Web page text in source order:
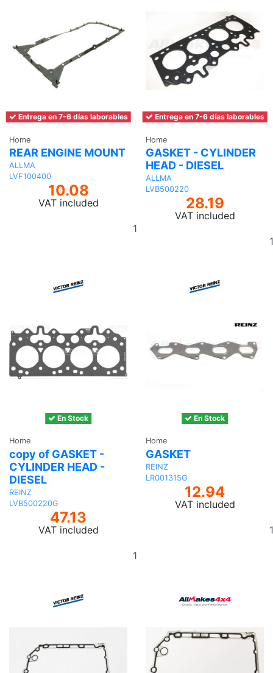
Entrega en 7-6 días laborables
Home
REAR ENGINE MOUNT
ALLMA
LVF100400
10.08
VAT included
Add
Entrega en 7-6 días laborables
Home
GASKET - CYLINDER
HEAD - DIESEL
ALLMA
LVB500220
28.19
VAT included
En Stock
Home
copy of GASKET -
CYLINDER HEAD -
DIESEL
REINZ
LVB500220G
47.13
VAT included
En Stock
Home
GASKET
REINZ
LR001315G
12.94
VAT included